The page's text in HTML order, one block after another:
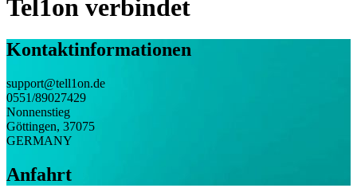
Tel1on verbindet
Kontaktinformationen
support@tell1on.de
0551/89027429
Nonnenstieg
Göttingen, 37075
GERMANY
Anfahrt